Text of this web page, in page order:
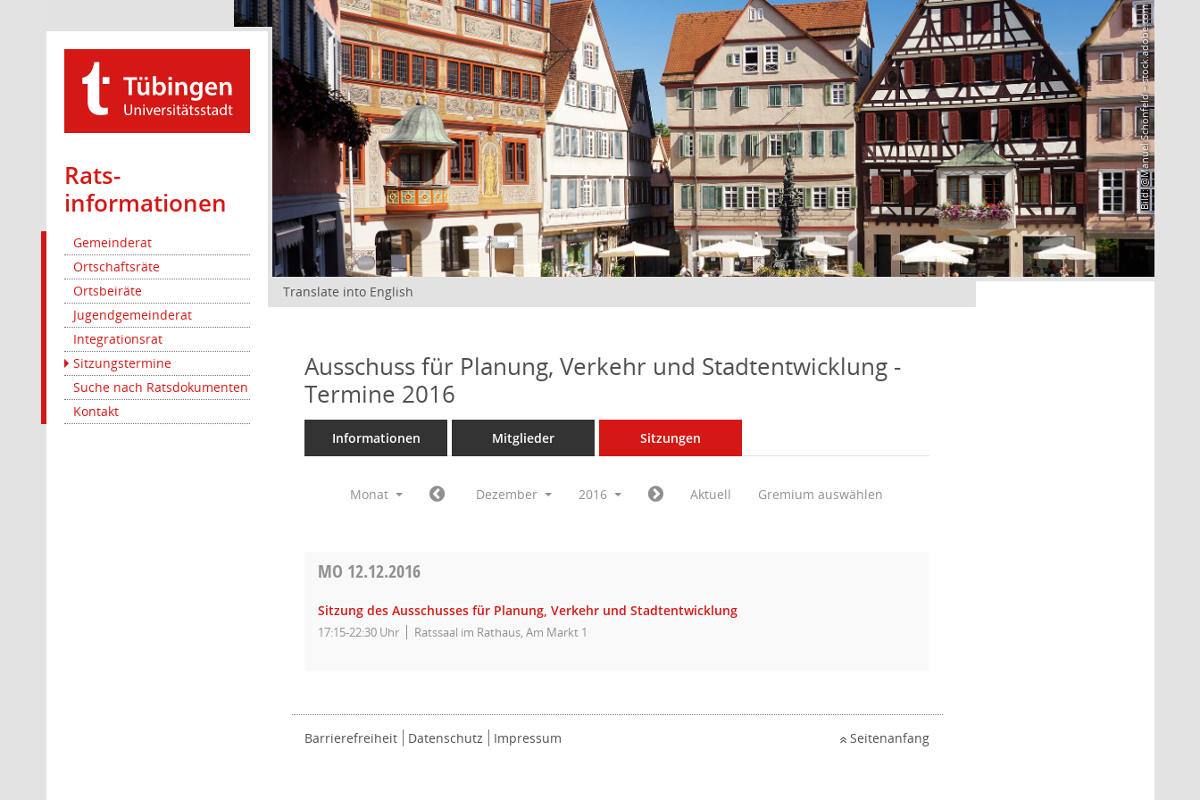
Rats­
informationen
Gemeinderat
Ortschaftsräte
Ortsbeiräte
Jugendgemeinderat
Integrationsrat
Sitzungstermine
Suche nach Ratsdokumenten
Kontakt
Bild: @Manuel Schönfeld – stock.adobe.com
Translate into English
Ausschuss für Planung, Verkehr und Stadtentwicklung -
Termine 2016
Informationen Mitglieder Sitzungen
Monat Dezember 2016 Aktuell Gremium auswählen
MO 12.12.2016
Sitzung des Ausschusses für Planung, Verkehr und Stadtentwicklung
17:15-22:30 Uhr Ratssaal im Rathaus, Am Markt 1
Barrierefreiheit Datenschutz Impressum Seitenanfang